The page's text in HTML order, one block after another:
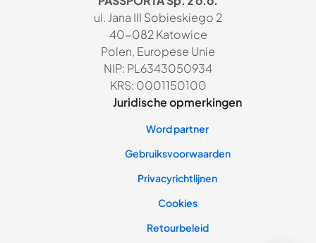
ul. Jana III Sobieskiego 2
40-082 Katowice
Polen, Europese Unie
NIP: PL6343050934
KRS: 0001150100
Juridische opmerkingen
Word partner
Gebruiksvoorwaarden
Privacyrichtlijnen
Cookies
Retourbeleid